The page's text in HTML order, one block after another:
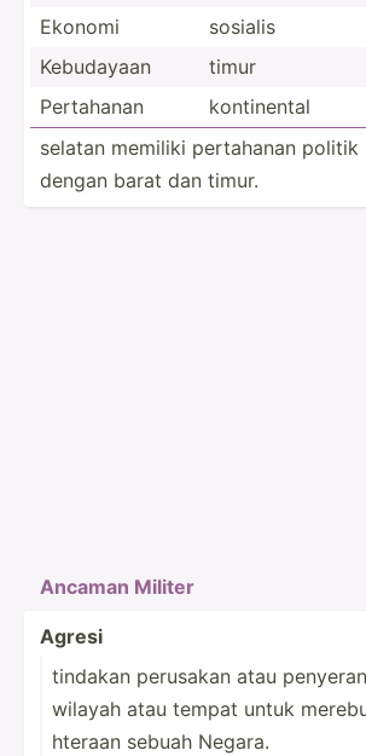
Ekonomi
sosialis
Kebudayaan
timur
Pertahanan
kontin­ental
selatan memiliki pertahanan politik
dengan barat dan timur.
Ancaman Militer
Agresi
tindakan perusakan atau
wilayah atau tempat untuk
hteraan sebuah Negara.